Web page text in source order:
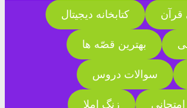
قرآن کتابخانه دیجیتال
بهترین قصّه ها
سوالات دروس
زنگ املا